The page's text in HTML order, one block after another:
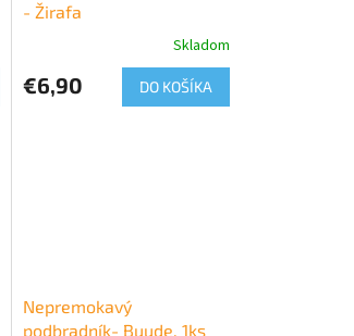
- Žirafa
Skladom
€6,90 DO KOŠÍKA
Nepremokavý
podbradník- Buude, 1ks